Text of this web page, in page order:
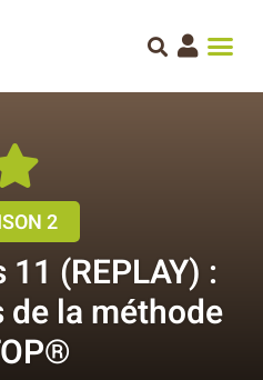
2
(REPLAY) :
la méthode